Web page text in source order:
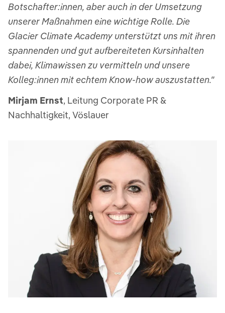
Botschafter:innen, aber auch in der Umsetzung
unserer Maßnahmen eine wichtige Rolle. Die
Glacier Climate Academy unterstützt uns mit ihren
spannenden und gut aufbereiteten Kursinhalten
dabei, Klimawissen zu vermitteln und unsere
Kolleg:innen mit echtem Know-how auszustatten."
Mirjam Ernst, Leitung Corporate PR &
Nachhaltigkeit, Vöslauer